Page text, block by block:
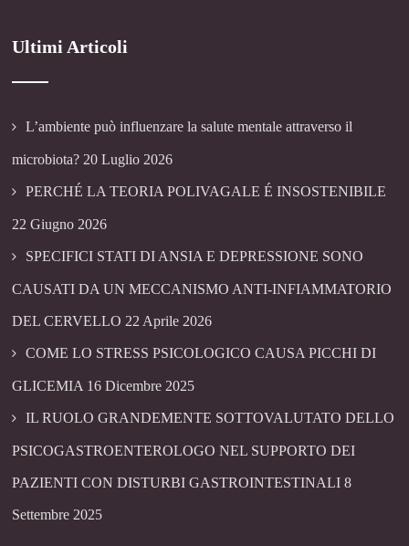
Ultimi Articoli
L’ambiente può influenzare la salute mentale attraverso il
microbiota? 20 Luglio 2026
PERCHÉ LA TEORIA POLIVAGALE É INSOSTENIBILE
22 Giugno 2026
SPECIFICI STATI DI ANSIA E DEPRESSIONE SONO
CAUSATI DA UN MECCANISMO ANTI-INFIAMMATORIO
DEL CERVELLO 22 Aprile 2026
COME LO STRESS PSICOLOGICO CAUSA PICCHI DI
GLICEMIA 16 Dicembre 2025
IL RUOLO GRANDEMENTE SOTTOVALUTATO DELLO
PSICOGASTROENTEROLOGO NEL SUPPORTO DEI
PAZIENTI CON DISTURBI GASTROINTESTINALI 8
Settembre 2025